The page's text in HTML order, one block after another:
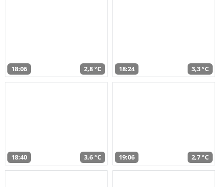
18:06 2,8 °C 18:24 3,3 °C
18:40 3,6 °C 19:06 2,7 °C